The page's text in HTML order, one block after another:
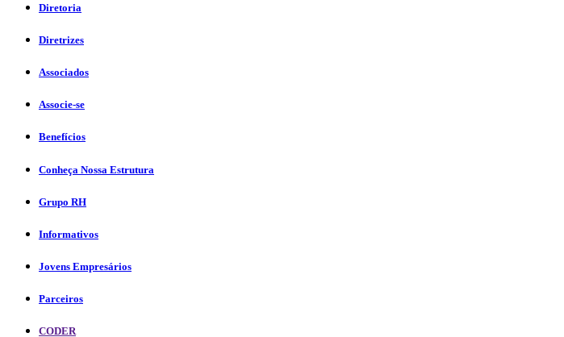
Diretoria
Diretrizes
Associados
Associe-se
Benefícios
Conheça Nossa Estrutura
Grupo RH
Informativos
Jovens Empresários
Parceiros
CODER